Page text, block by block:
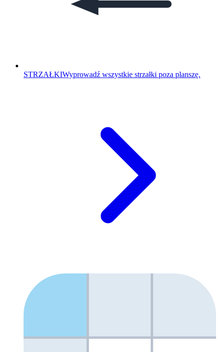
STRZAŁKIWyprowadź wszystkie strzałki poza planszę.